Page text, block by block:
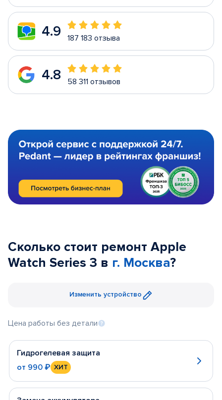
4.9 187 183 отзыва
4.8 58 311 отзывов
Сколько стоит ремонт Apple
Watch Series 3 в г. Москва?
Изменить устройство
Цена работы без детали
Гидрогелевая защита
от 990 ₽ ХИТ